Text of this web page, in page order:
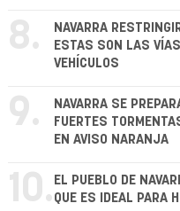
8.
NAVARRA
ESTAS SON LAS
VEHÍCULOS
9.
NAVARRA SE
FUERTES
EN AVISO NARANJA
10. EL PUEBLO DE
QUE ES IDEAL PARA